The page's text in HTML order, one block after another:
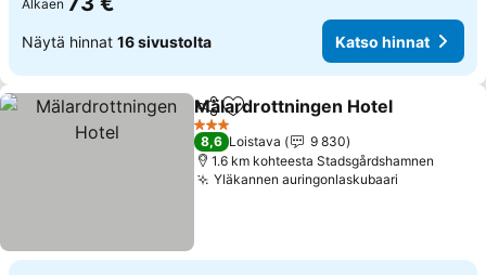
Alkaen
Näytä hinnat 16 sivustolta Katso hinnat
Jaa Lisää suosikkeihin
Mälardrottningen Hotel
3 Tähtiluokitus
8,6 Loistava
9 830
1.6 km kohteesta Stadsgårdshamnen
Yläkannen auringonlaskubaari